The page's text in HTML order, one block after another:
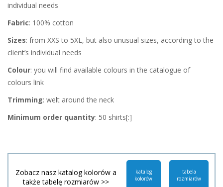
individual needs
Fabric: 100% cotton
Sizes: from XXS to 5XL, but also unusual sizes, according to the
client’s individual needs
Colour: you will find available colours in the catalogue of
colours link
Trimming: welt around the neck
Minimum order quantity: 50 shirts[:]
Zobacz nasz katalog kolorów a
także tabelę rozmiarów >>
katalog
kolorów
tabela
rozmiarów